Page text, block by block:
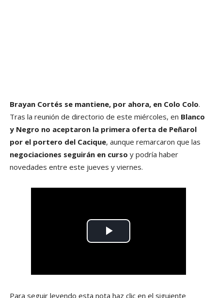
Brayan Cortés se mantiene, por ahora, en Colo Colo.
Tras la reunión de directorio de este miércoles, en Blanco
y Negro no aceptaron la primera oferta de Peñarol
por el portero del Cacique, aunque remarcaron que las
negociaciones seguirán en curso y podría haber
novedades entre este jueves y viernes.
Para seguir leyendo esta nota haz clic en el siguiente